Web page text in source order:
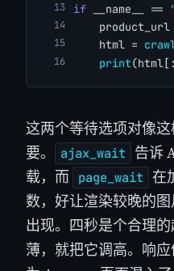
if __name__ ==
product_url
    html =
print(html[:
这两个等待选项对像
要。
ajax_wait
告诉
载，而
page_wait 在
数，好让渲染较晚的
出现。四秒是个合理
薄，就把它调高。响